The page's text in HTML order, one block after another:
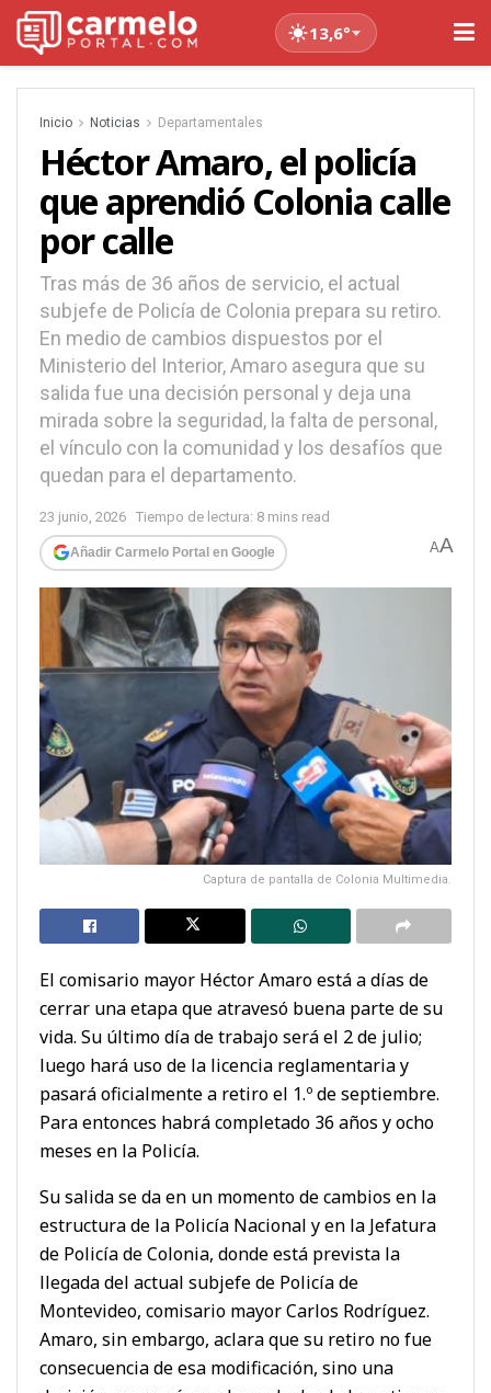
13,6°
Inicio Noticias Departamentales
Héctor Amaro, el policía
que aprendió Colonia calle
por calle
Tras más de 36 años de servicio, el actual
subjefe de Policía de Colonia prepara su retiro.
En medio de cambios dispuestos por el
Ministerio del Interior, Amaro asegura que su
salida fue una decisión personal y deja una
mirada sobre la seguridad, la falta de personal,
el vínculo con la comunidad y los desafíos que
quedan para el departamento.
23 junio, 2026 Tiempo de lectura: 8 mins read
Añadir Carmelo Portal en Google AA
Captura de pantalla de Colonia Multimedia.
El comisario mayor Héctor Amaro está a días de
cerrar una etapa que atravesó buena parte de su
vida. Su último día de trabajo será el 2 de julio;
luego hará uso de la licencia reglamentaria y
pasará oficialmente a retiro el 1.º de septiembre.
Para entonces habrá completado 36 años y ocho
meses en la Policía.
Su salida se da en un momento de cambios en la
estructura de la Policía Nacional y en la Jefatura
de Policía de Colonia, donde está prevista la
llegada del actual subjefe de Policía de
Montevideo, comisario mayor Carlos Rodríguez.
Amaro, sin embargo, aclara que su retiro no fue
consecuencia de esa modificación, sino una